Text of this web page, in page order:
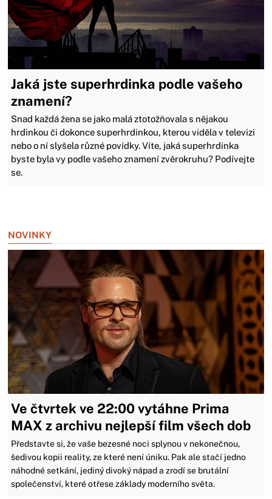
Jaká jste superhrdinka podle vašeho
znamení?
​​​​​​​Snad každá žena se jako malá ztotožňovala s nějakou
hrdinkou či dokonce superhrdinkou, kterou viděla v televizi
nebo o ní slyšela různé povídky. Víte, jaká superhrdinka
byste byla vy podle vašeho znamení zvěrokruhu? Podívejte
se.
NOVINKY
Ve čtvrtek ve 22:00 vytáhne Prima
MAX z archivu nejlepší film všech dob
Představte si, že vaše bezesné noci splynou v nekonečnou,
šedivou kopii reality, ze které není úniku. Pak ale stačí jedno
náhodné setkání, jediný divoký nápad a zrodí se brutální
společenství, které otřese základy moderního světa.